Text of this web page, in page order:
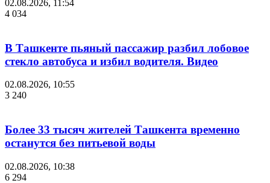
02.08.2026, 11:54
4 034
В Ташкенте пьяный пассажир разбил лобовое
стекло автобуса и избил водителя. Видео
02.08.2026, 10:55
3 240
Более 33 тысяч жителей Ташкента временно
останутся без питьевой воды
02.08.2026, 10:38
6 294